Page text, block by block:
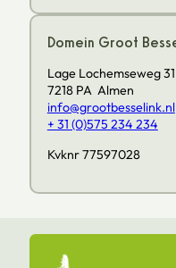
Domein Groot
Lage Lochemseweg
7218 PA Almen
info@grootbesselink.nl
+ 31 (0)575 234 234
Kvknr 77597028